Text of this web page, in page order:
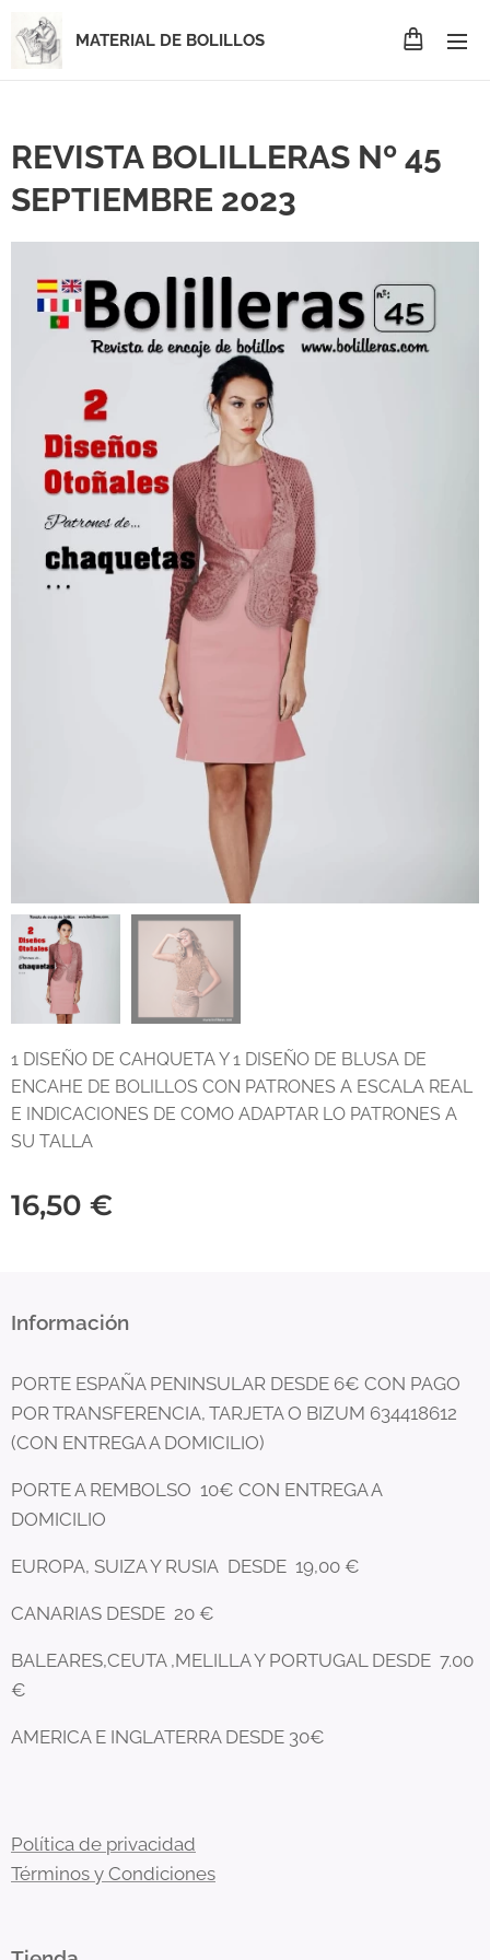
MATERIAL DE BOLILLOS
REVISTA BOLILLERAS Nº 45
SEPTIEMBRE 2023
1 DISEÑO DE CAHQUETA Y 1 DISEÑO DE BLUSA DE
ENCAHE DE BOLILLOS CON PATRONES A ESCALA REAL
E INDICACIONES DE COMO ADAPTAR LO PATRONES A
SU TALLA
16,50 €
Información
PORTE ESPAÑA PENINSULAR DESDE 6€ CON PAGO
POR TRANSFERENCIA, TARJETA O BIZUM 634418612
(CON ENTREGA A DOMICILIO)
PORTE A REMBOLSO 10€ CON ENTREGA A
DOMICILIO
EUROPA, SUIZA Y RUSIA DESDE 19,00 €
CANARIAS DESDE 20 €
BALEARES,CEUTA ,MELILLA Y PORTUGAL DESDE 7.00
€
AMERICA E INGLATERRA DESDE 30€
Política de privacidad
Términos y Condiciones